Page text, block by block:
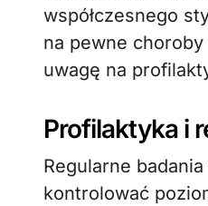
współczesnego
na pewne
uwagę na
Profilaktyka i
Regularne
kontrolować